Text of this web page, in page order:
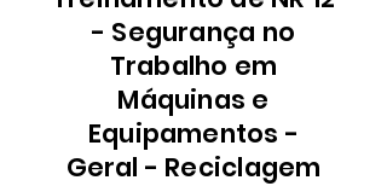
- Segurança no
Trabalho em
Máquinas e
Equipamentos -
Geral - Reciclagem